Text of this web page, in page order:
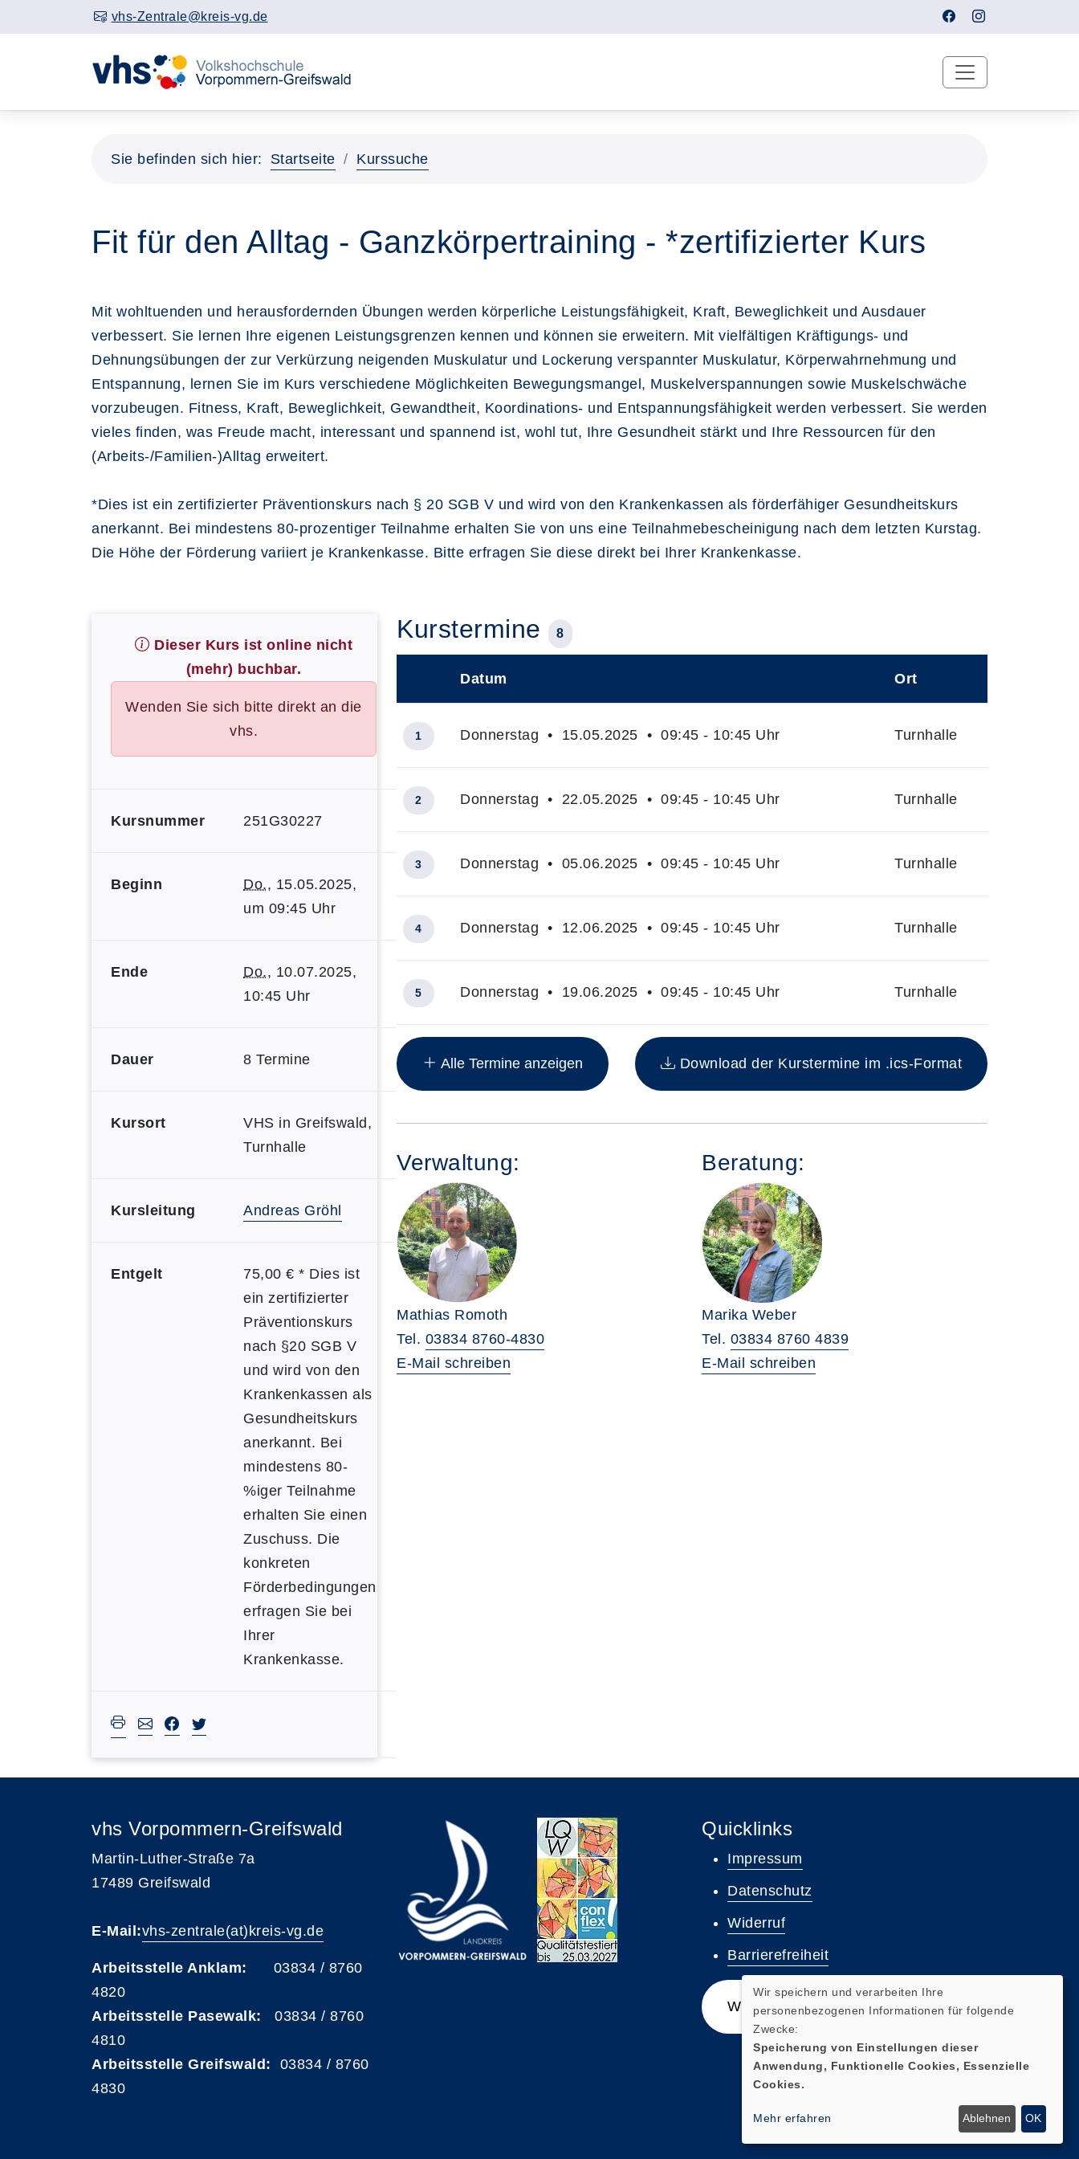
vhs-Zentrale@kreis-vg.de
Sie befinden sich hier: Startseite Kurssuche
Fit für den Alltag - Ganzkörpertraining - *zertifizierter Kurs
Mit wohltuenden und herausfordernden Übungen werden körperliche Leistungsfähigkeit, Kraft, Beweglichkeit und Ausdauer
verbessert. Sie lernen Ihre eigenen Leistungsgrenzen kennen und können sie erweitern. Mit vielfältigen Kräftigungs- und
Dehnungsübungen der zur Verkürzung neigenden Muskulatur und Lockerung verspannter Muskulatur, Körperwahrnehmung und
Entspannung, lernen Sie im Kurs verschiedene Möglichkeiten Bewegungsmangel, Muskelverspannungen sowie Muskelschwäche
vorzubeugen. Fitness, Kraft, Beweglichkeit, Gewandtheit, Koordinations- und Entspannungsfähigkeit werden verbessert. Sie werden
vieles finden, was Freude macht, interessant und spannend ist, wohl tut, Ihre Gesundheit stärkt und Ihre Ressourcen für den
(Arbeits-/Familien-)Alltag erweitert.
*Dies ist ein zertifizierter Präventionskurs nach § 20 SGB V und wird von den Krankenkassen als förderfähiger Gesundheitskurs
anerkannt. Bei mindestens 80-prozentiger Teilnahme erhalten Sie von uns eine Teilnahmebescheinigung nach dem letzten Kurstag.
Die Höhe der Förderung variiert je Krankenkasse. Bitte erfragen Sie diese direkt bei Ihrer Krankenkasse.
Dieser Kurs ist online nicht
(mehr) buchbar.
Wenden Sie sich bitte direkt an die
vhs.
Kursnummer 251G30227
Beginn Do., 15.05.2025,
um 09:45 Uhr
Ende Do., 10.07.2025,
10:45 Uhr
Dauer 8 Termine
Kursort
VHS in Greifswald,
Turnhalle
Kursleitung Andreas Gröhl
Entgelt
75,00 € * Dies ist
ein zertifizierter
Präventionskurs
nach §20 SGB V
und wird von den
Krankenkassen als
Gesundheitskurs
anerkannt. Bei
mindestens 80-
%iger Teilnahme
erhalten Sie einen
Zuschuss. Die
konkreten
Förderbedingungen
erfragen Sie bei
Ihrer
Krankenkasse.
Kurstermine 8
Insgesamt gibt es 8 Termine zum diesen Kurs
Datum Ort
1 Donnerstag • 15.05.2025 • 09:45 - 10:45 Uhr Turnhalle
2 Donnerstag • 22.05.2025 • 09:45 - 10:45 Uhr Turnhalle
3 Donnerstag • 05.06.2025 • 09:45 - 10:45 Uhr Turnhalle
4 Donnerstag • 12.06.2025 • 09:45 - 10:45 Uhr Turnhalle
5 Donnerstag • 19.06.2025 • 09:45 - 10:45 Uhr Turnhalle
Alle Termine anzeigen Download der Kurstermine im .ics-Format
Verwaltung:
Mathias Romoth
Tel. 03834 8760-4830
E-Mail schreiben
Beratung:
Marika Weber
Tel. 03834 8760 4839
E-Mail schreiben
vhs Vorpommern-Greifswald
Martin-Luther-Straße 7a
17489 Greifswald
E-Mail:vhs-zentrale(at)kreis-vg.de
Arbeitsstelle Anklam: 03834 / 8760
4820
Arbeitsstelle Pasewalk: 03834 / 8760
4810
Arbeitsstelle Greifswald: 03834 / 8760
4830
Quicklinks
Impressum
Datenschutz
Widerruf
Barrierefreiheit
Widerrufsformular
Wir speichern und verarbeiten Ihre
personenbezogenen Informationen für folgende
Zwecke:
Speicherung von Einstellungen dieser
Anwendung, Funktionelle Cookies, Essenzielle
Cookies.
Mehr erfahren Ablehnen OK